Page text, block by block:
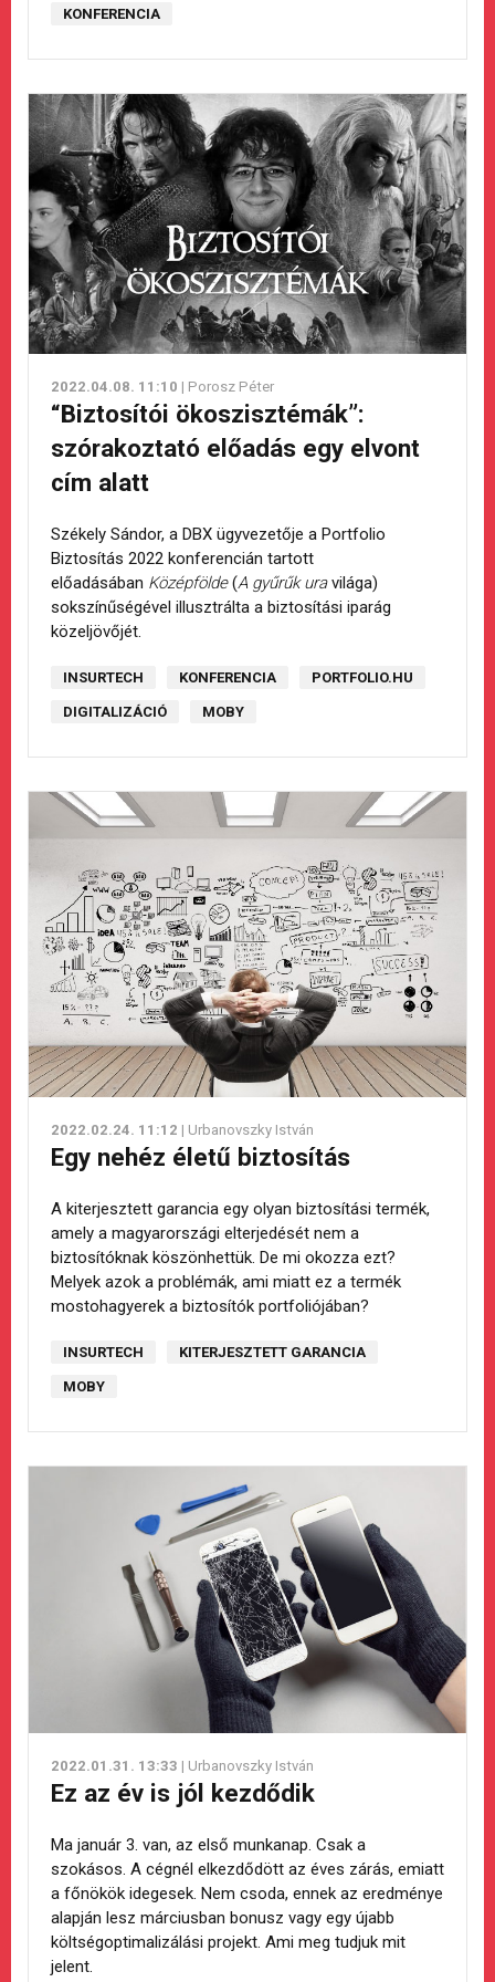
KONFERENCIA
2022.04.08. 11:10 | Porosz Péter
“Biztosítói ökoszisztémák”:
szórakoztató előadás egy elvont
cím alatt
Székely Sándor, a DBX ügyvezetője a Portfolio
Biztosítás 2022 konferencián tartott
előadásában Középfölde(A gyűrűk uravilága)
sokszínűségével illusztrálta a biztosítási iparág
közeljövőjét.
INSURTECH KONFERENCIA PORTFOLIO.HU
DIGITALIZÁCIÓ MOBY
2022.02.24. 11:12 | Urbanovszky István
Egy nehéz életű biztosítás
A kiterjesztett garancia egy olyan biztosítási termék,
amely a magyarországi elterjedését nem a
biztosítóknak köszönhettük. De mi okozza ezt?
Melyek azok a problémák, ami miatt ez a termék
mostohagyerek a biztosítók portfoliójában?
INSURTECH KITERJESZTETT GARANCIA
MOBY
2022.01.31. 13:33 | Urbanovszky István
Ez az év is jól kezdődik
Ma január 3. van, az első munkanap. Csak a
szokásos. A cégnél elkezdődött az éves zárás, emiatt
a főnökök idegesek. Nem csoda, ennek az eredménye
alapján lesz márciusban bonusz vagy egy újabb
költségoptimalizálási projekt. Ami meg tudjuk mit
jelent.